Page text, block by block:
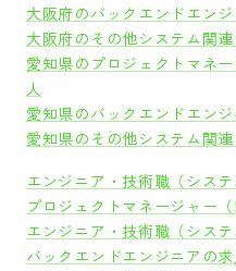
大阪府のバックエンドエンジ
大阪府のその他システム関連
愛知県のプロジェクトマネ
人
愛知県のバックエンドエンジ
愛知県のその他システム関連
エンジニア・技術職（シス
プロジェクトマネージャー
エンジニア・技術職（シス
バックエンドエンジニアの求